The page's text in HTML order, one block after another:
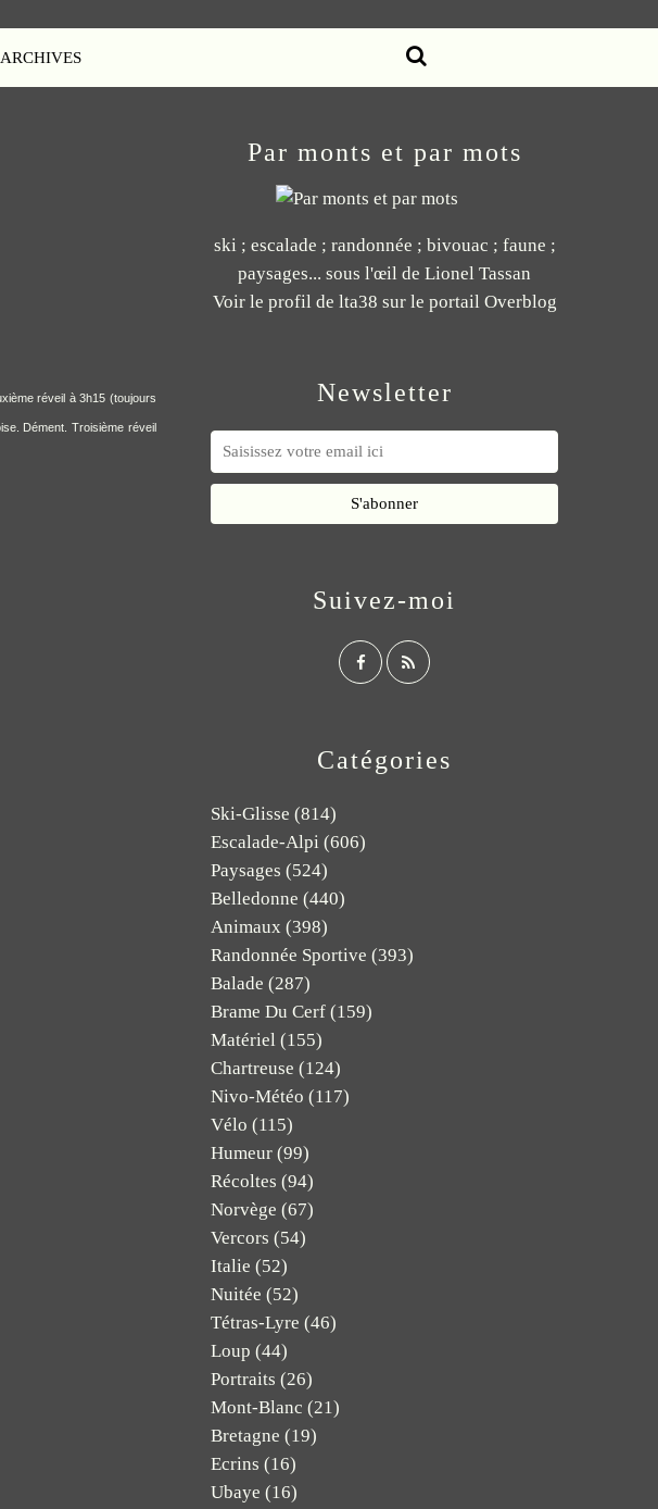
ARCHIVES
réveil à 3h15 (toujours
Dément. Troisième réveil
Newsletter
Catégories
Ski-Glisse (814)
Escalade-Alpi (606)
Paysages (524)
Belledonne (440)
Animaux (398)
Randonnée Sportive (393)
Balade (287)
Brame Du Cerf (159)
Matériel (155)
Chartreuse (124)
Nivo-Météo (117)
Vélo (115)
Humeur (99)
Récoltes (94)
Norvège (67)
Vercors (54)
Italie (52)
Nuitée (52)
Tétras-Lyre (46)
Loup (44)
Portraits (26)
Mont-Blanc (21)
Bretagne (19)
Ecrins (16)
Ubaye (16)
Par monts et par mots
ski ; escalade ; randonnée ; bivouac ; faune ;
paysages... sous l'œil de Lionel Tassan
Voir le profil de lta38 sur le portail Overblog
Suivez-moi